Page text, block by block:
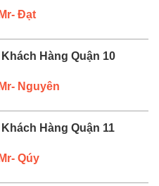
Mr- Đạt
Hàng Quận 10
Mr- Nguyên
Hàng Quận 11
Mr- Qúy